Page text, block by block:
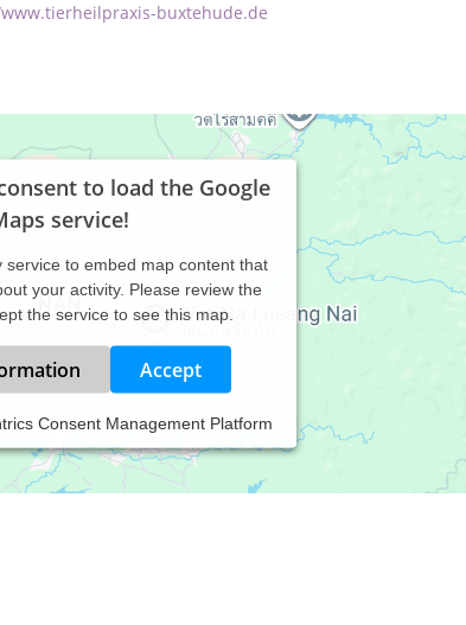
buxtehude.de
to load the Google
service!
service to embed map content that
your activity. Please review the
the service to see this map.
Accept
Consent Management Platform
und fremde Umgebung. Alle Untersuchungen und
alle entspannter sind, wird auch die Gefahr verfälschter